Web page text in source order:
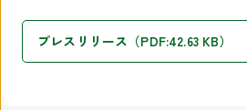
プレスリリース（PDF:42.63 KB）